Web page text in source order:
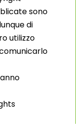
sono
di
utilizzo